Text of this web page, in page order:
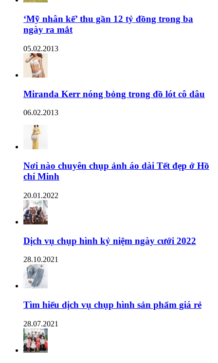
‘Mỹ nhân kế’ thu gần 12 tỷ đồng trong ba
ngày ra mắt
05.02.2013
Miranda Kerr nóng bỏng trong đồ lót cô dâu
06.02.2013
Nơi nào chuyên chụp ảnh áo dài Tết đẹp ở Hồ
chí Minh
20.01.2022
Dịch vụ chụp hình kỷ niệm ngày cưới 2022
28.10.2021
Tìm hiểu dịch vụ chụp hình sản phẩm giá rẻ
28.07.2021